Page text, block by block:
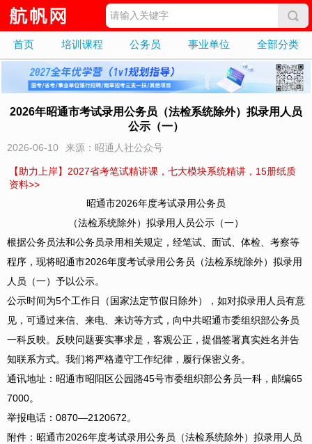
首页 培训课程 公务员 事业单位 全部分类
2026年昭通市考试录用公务员（法检系统除外）拟录用人员
公示（一）
2026-06-10 来源：昭通人社公众号
【助力上岸】2027省考笔试精讲课，七大模块系统精讲，15册纸质
资料>>
昭通市2026年度考试录用公务员
（法检系统除外）拟录用人员公示（一）
根据公务员法和公务员录用相关规定，经笔试、面试、体检、考察等
程序，现将昭通市2026年度考试录用公务员（法检系统除外）拟录用
人员（一）予以公示。
公示时间为5个工作日（国家法定节假日除外），如对拟录用人员有意
见，可通过来信、来电、来访等方式，向中共昭通市委组织部公务员
一科反映。反映问题要实事求是，客观公正，提倡签署真实姓名并告
知联系方式。我们将严格遵守工作纪律，履行保密义务。
通讯地址：昭通市昭阳区公园路45号市委组织部公务员一科，邮编65
7000。
举报电话：0870—2120672。
附件：昭通市2026年度考试录用公务员（法检系统除外）拟录用人员